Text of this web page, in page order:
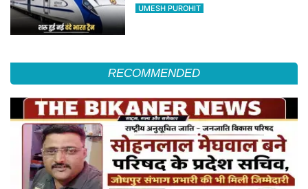
का सफर होगा आसान, देखें पूरा रूटमैप
UMESH PUROHIT
RECOMMENDED